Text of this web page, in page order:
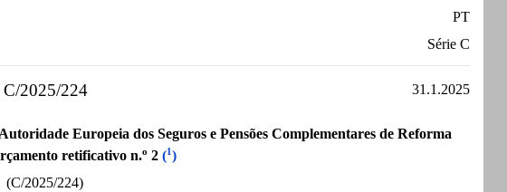
PT
Série C
C/2025/224 31.1.2025
Europeia dos Seguros e Pensões Complementares de Reforma
retificativo n.o 2 (1)
(C/2025/224)